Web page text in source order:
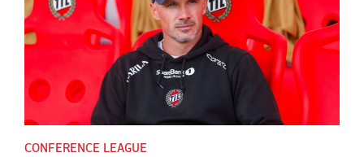
CONFERENCE LEAGUE